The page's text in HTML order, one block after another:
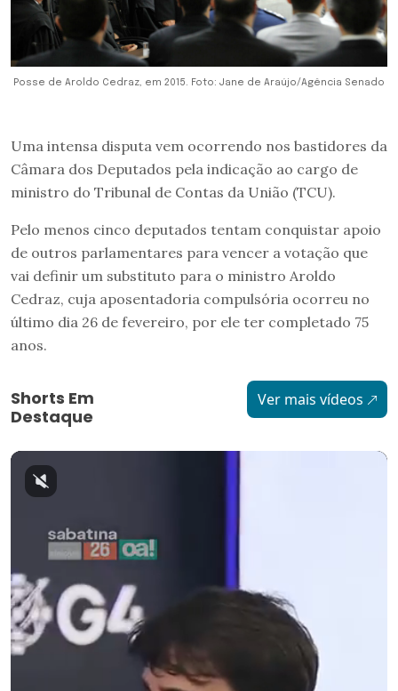
Posse de Aroldo Cedraz, em 2015. Foto: Jane de Araújo/Agência Senado
Uma intensa disputa vem ocorrendo nos bastidores da
Câmara dos Deputados pela indicação ao cargo de
ministro do Tribunal de Contas da União (TCU).
Pelo menos cinco deputados tentam conquistar apoio
de outros parlamentares para vencer a votação que
vai definir um substituto para o ministro Aroldo
Cedraz, cuja aposentadoria compulsória ocorreu no
último dia 26 de fevereiro, por ele ter completado 75
anos.
Shorts Em
Destaque
Ver mais vídeos